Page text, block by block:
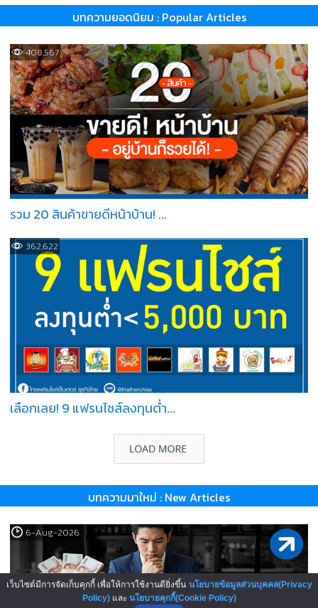
บทความยอดนิยม : Popular Articles
408,567
รวม 20 สินค้าขายดีหน้าบ้าน! ...
362,622
เลือกเลย! 9 แฟรนไชส์ลงทุนต่ำ...
บทความมาใหม่ : New Articles
6-Aug-2026
เว็บไซต์มีการจัดเก็บคุกกี้ เพื่อให้การใช้งานดียิ่งขึ้น นโยบายข้อมูลส่วนบุคคล(Privacy
Policy)และ นโยบายคุกกี้(Cookie Policy)